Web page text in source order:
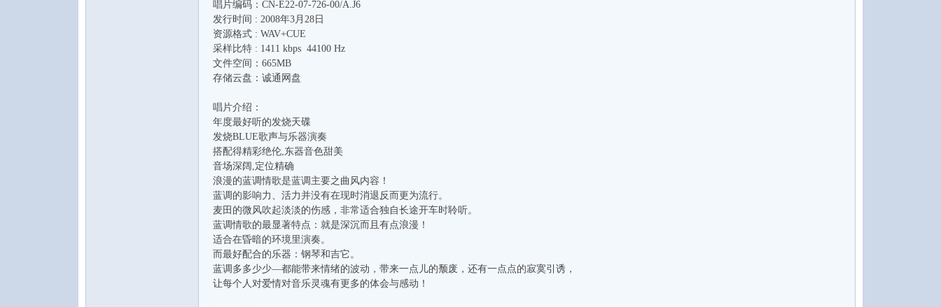
唱片编码：CN-E22-07-726-00/A.J6
发行时间 : 2008年3月28日
资源格式 : WAV+CUE
采样比特 : 1411 kbps 44100 Hz
文件空间：665MB
存储云盘：诚通网盘
唱片介绍：
年度最好听的发烧天碟
发烧BLUE歌声与乐器演奏
搭配得精彩绝伦,东器音色甜美
音场深阔,定位精确
浪漫的蓝调情歌是蓝调主要之曲风内容！
蓝调的影响力、活力并没有在现时消退反而更为流行。
麦田的微风吹起淡淡的伤感，非常适合独自长途开车时聆听。
蓝调情歌的最显著特点：就是深沉而且有点浪漫！
适合在昏暗的环境里演奏。
而最好配合的乐器：钢琴和吉它。
蓝调多多少少—都能带来情绪的波动，带来一点儿的颓废，还有一点点的寂寞引诱，
让每个人对爱情对音乐灵魂有更多的体会与感动！